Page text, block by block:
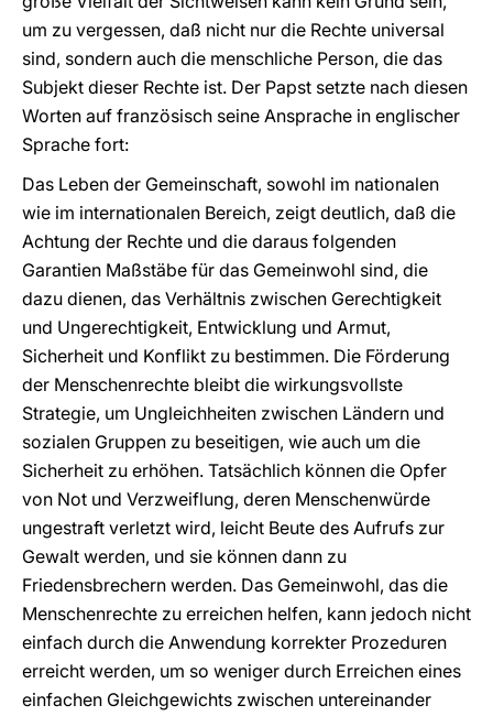
um zu vergessen, daß nicht nur die Rechte universal
sind, sondern auch die menschliche Person, die das
Subjekt dieser Rechte ist. Der Papst setzte nach diesen
Worten auf französisch seine Ansprache in englischer
Sprache fort:
Das Leben der Gemeinschaft, sowohl im nationalen
wie im internationalen Bereich, zeigt deutlich, daß die
Achtung der Rechte und die daraus folgenden
Garantien Maßstäbe für das Gemeinwohl sind, die
dazu dienen, das Verhältnis zwischen Gerechtigkeit
und Ungerechtigkeit, Entwicklung und Armut,
Sicherheit und Konflikt zu bestimmen. Die Förderung
der Menschenrechte bleibt die wirkungsvollste
Strategie, um Ungleichheiten zwischen Ländern und
sozialen Gruppen zu beseitigen, wie auch um die
Sicherheit zu erhöhen. Tatsächlich können die Opfer
von Not und Verzweiflung, deren Menschenwürde
ungestraft verletzt wird, leicht Beute des Aufrufs zur
Gewalt werden, und sie können dann zu
Friedensbrechern werden. Das Gemeinwohl, das die
Menschenrechte zu erreichen helfen, kann jedoch nicht
einfach durch die Anwendung korrekter Prozeduren
erreicht werden, um so weniger durch Erreichen eines
einfachen Gleichgewichts zwischen untereinander